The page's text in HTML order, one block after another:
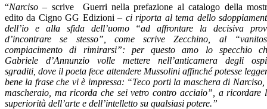
“Narciso– scrive Guerri nella prefazione al catalogo della
edito da Cigno GG Edizioni – ci riporta al tema dello
dell’io e alla sfida dell’uomo “ad affrontare la decisiva
d’incontrare se stesso”, come scrive Zecchino, al
compiacimento di rimirarsi”: per questo amo lo specchio
Gabriele d’Annunzio volle mettere nell’anticamera degli
sgraditi, dove il poeta fece attendere Mussolini affinché potesse
bene la frase che vi è impressa: “Teco porti la maschera di Narciso,
mascheraio, ma ricorda che sei vetro contro acciaio”, a ricordare
superiorità dell’arte e dell’intelletto su qualsiasi potere.”